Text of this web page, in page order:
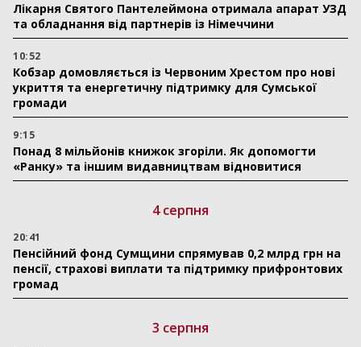
Лікарня Святого Пантелеймона отримала апарат УЗД
та обладнання від партнерів із Німеччини
10:52
Кобзар домовляється із Червоним Хрестом про нові
укриття та енергетичну підтримку для Сумської
громади
9:15
Понад 8 мільйонів книжок згоріли. Як допомогти
«Ранку» та іншим видавництвам відновитися
4 серпня
20:41
Пенсійний фонд Сумщини спрямував 0,2 млрд грн на
пенсії, страхові виплати та підтримку прифронтових
громад
3 серпня